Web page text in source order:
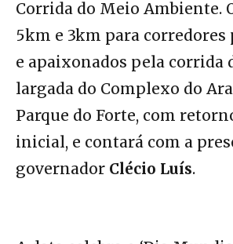
Corrida do Meio Ambiente.
5km e 3km para
e apaixonados pela corrida
largada do Complexo do
Parque do Forte, com
inicial, e contará com a
governador Clécio Luís.